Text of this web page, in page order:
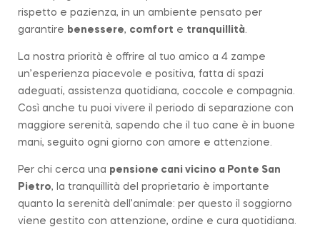
rispetto e pazienza, in un ambiente pensato per
garantire benessere, comfort e tranquillità
La nostra priorità è offrire al tuo amico a 4 zampe
un’esperienza piacevole e positiva, fatta di spazi
adeguati, assistenza quotidiana, coccole e compagnia.
Così anche tu puoi vivere il periodo di separazione con
maggiore serenità, sapendo che il tuo cane è in buone
mani, seguito ogni giorno con amore e attenzione.
Per chi cerca una pensione cani vicino a Ponte San
Pietro, la tranquillità del proprietario è importante
quanto la serenità dell’animale: per questo il soggiorno
viene gestito con attenzione, ordine e cura quotidiana.